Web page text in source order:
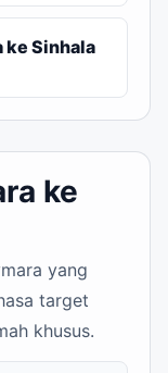
ke Sinhala
ke
yang
target
khusus.